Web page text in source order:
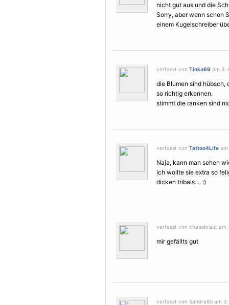
nicht gut aus und die
Sorry, aber wenn schon
einem Kugelschreiber
verfasst von Tinka69 am 3.
die Blumen sind hübsch,
so richtig erkennen.
stimmt die ranken sind
verfasst von Tattoo4Life am
Naja, kann man sehen
Ich wollte sie extra so
dicken tribals.... :)
verfasst von chaosbraut am
mir gefällts gut
verfasst von Sandra80 am